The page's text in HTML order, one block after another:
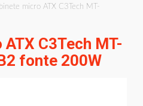
micro ATX C3Tech MT-
C3Tech MT-
fonte 200W